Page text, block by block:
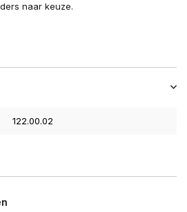
naar keuze.
122.00.02